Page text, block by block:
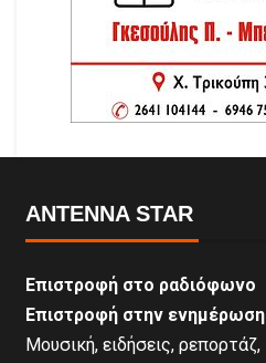
ANTENNA STAR
Επιστροφή στο ραδιόφωνο
Επιστροφή στην ενημέρωση
Μουσική, ειδήσεις, ρεπορτάζ,